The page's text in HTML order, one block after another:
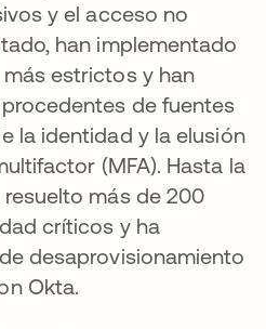
y el acceso no
han implementado
estrictos y han
de fuentes
la identidad y la elusión
(MFA). Hasta la
más de 200
críticos y ha
desaprovisionamiento
Okta.